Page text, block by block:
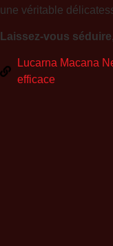
une véritable
Laissez-vous
Lucarna Macana
efficace